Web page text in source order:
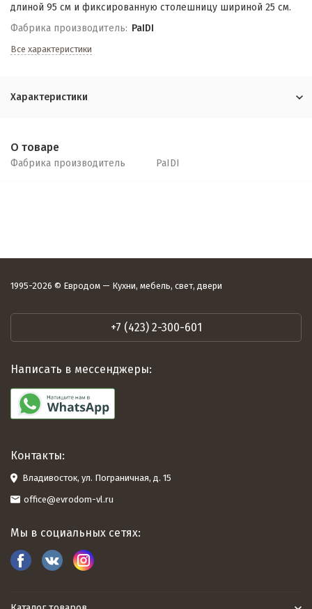
длиной 95 см и фиксированную столешницу шириной 25 см.
Фабрика производитель: PaIDI
Все характеристики
Характеристики
О товаре
Фабрика производитель PaIDI
1995-2026 © Евродом — Кухни, мебель, свет, двери
+7 (423) 2-300-601
Написать в мессенджеры:
Контакты:
Владивосток, ул. Пограничная, д. 15
office@evrodom-vl.ru
Мы в социальных сетях: